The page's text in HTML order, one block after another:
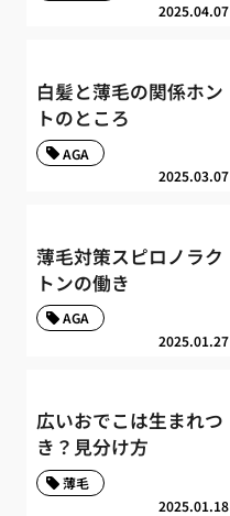
2025.04.07
白髪と薄毛の関係ホン
トのところ
2025.03.07
AGA
薄毛対策スピロノラク
トンの働き
2025.01.27
AGA
広いおでこは生まれつ
き？見分け方
2025.01.18
薄毛